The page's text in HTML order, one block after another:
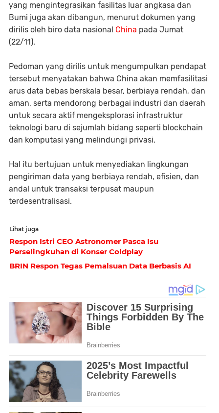
yang mengintegrasikan fasilitas luar angkasa dan
Bumi juga akan dibangun, menurut dokumen yang
dirilis oleh biro data nasional China pada Jumat
(22/11).
Pedoman yang dirilis untuk mengumpulkan pendapat
tersebut menyatakan bahwa China akan memfasilitasi
arus data bebas berskala besar, berbiaya rendah, dan
aman, serta mendorong berbagai industri dan daerah
untuk secara aktif mengeksplorasi infrastruktur
teknologi baru di sejumlah bidang seperti blockchain
dan komputasi yang melindungi privasi.
Hal itu bertujuan untuk menyediakan lingkungan
pengiriman data yang berbiaya rendah, efisien, dan
andal untuk transaksi terpusat maupun
terdesentralisasi.
Lihat juga
Respon Istri CEO Astronomer Pasca Isu
Perselingkuhan di Konser Coldplay
BRIN Respon Tegas Pemalsuan Data Berbasis AI